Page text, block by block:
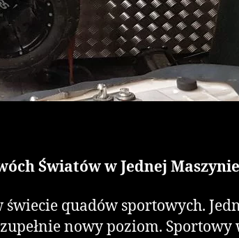
Światów w Jednej Maszynie
quadów sportowych.
nowy poziom. Sportowy